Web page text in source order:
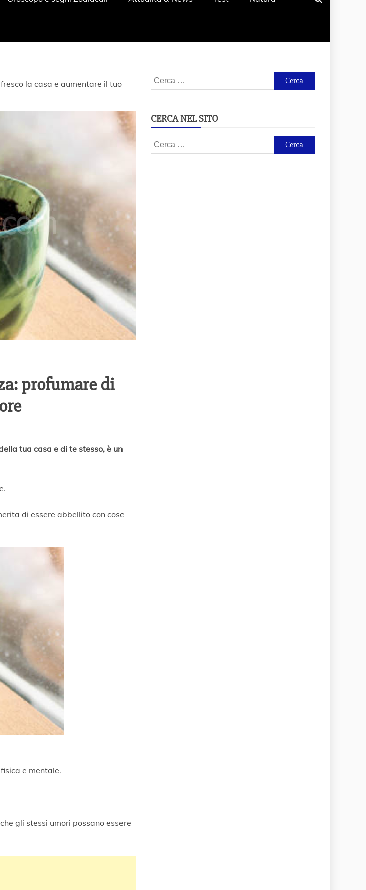
la casa e aumentare il tuo
profumare di
tua casa e di te stesso, è un
di essere abbellito con cose
e mentale.
gli stessi umori possano essere
Ricerca
per:
CERCA NEL SITO
Ricerca
per: